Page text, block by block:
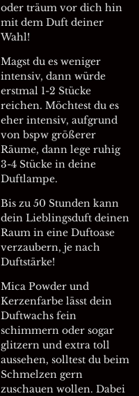
oder träum vor dich hin
mit dem Duft deiner
Wahl!
Magst du es weniger
intensiv, dann würde
erstmal 1-2 Stücke
reichen. Möchtest du es
eher intensiv, aufgrund
von bspw größerer
Räume, dann lege ruhig
3-4 Stücke in deine
Duftlampe.
Bis zu 50 Stunden kann
dein Lieblingsduft deinen
Raum in eine Duftoase
verzaubern, je nach
Duftstärke!
Mica Powder und
Kerzenfarbe lässt dein
Duftwachs fein
schimmern oder sogar
glitzern und extra toll
aussehen, solltest du beim
Schmelzen gern
zuschauen wollen. Dabei